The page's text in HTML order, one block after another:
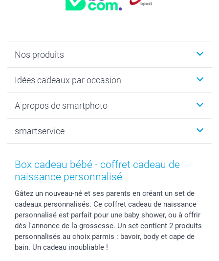
Nos produits
Cadeaux photo
Tirage photo & agrandissement
MyNameBook
Stickers & Etiquettes
Cadres photo, accessoires déco & bonbons
Dénicheur d'idées cadeau
Idées cadeaux par occasion
Anniversaire
Fin d'études
Naissance & baptême
Fête des Pères
Rentrée des classes
Communion
Saint-Valentin
Vacances
A propos de smartphoto
Durabilité
Conditions
Droit de rétraction
Conditions générales
Vie privée
Gestion des cookies
Tarifs
Investisseurs
smartservice
smartgarantie
smartbonus
Modes de paiement
Modes de livraison
Grandes Quantités
Statut de ma commande
Box cadeau bébé - coffret cadeau de
naissance personnalisé
Gâtez un nouveau-né et ses parents en créant un set de
cadeaux personnalisés. Ce coffret cadeau de naissance
personnalisé est parfait pour une baby shower, ou à offrir
dès l'annonce de la grossesse. Un set contient 2 produits
personnalisés au choix parmis : bavoir, body et cape de
bain. Un cadeau inoubliable !